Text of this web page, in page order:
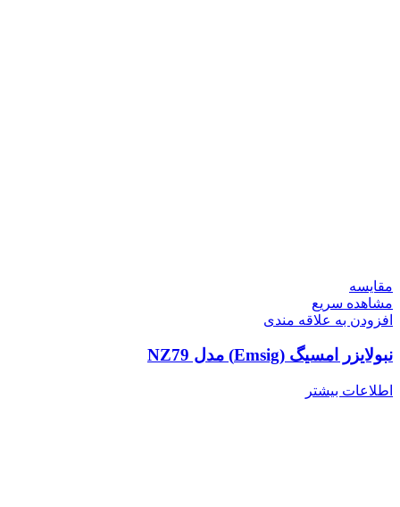
مقایسه
مشاهده سریع
افزودن به علاقه مندی
نبولایزر امسیگ (Emsig) مدل NZ79
اطلاعات بیشتر